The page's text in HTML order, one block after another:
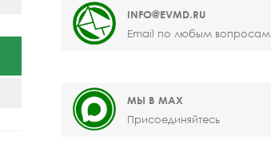
INFO@EVMD.RU
Email по любым вопросам
МЫ В MAX
Присоединяйтесь